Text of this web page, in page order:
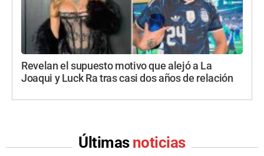
Revelan el supuesto motivo que alejó a La
Joaqui y Luck Ra tras casi dos años de relación
Últimas noticias